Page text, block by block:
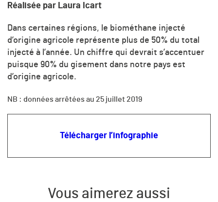
Réalisée par Laura Icart
Dans certaines régions, le biométhane injecté
d’origine agricole représente plus de 50% du total
injecté à l’année. Un chiffre qui devrait s’accentuer
puisque 90% du gisement dans notre pays est
d’origine agricole.
NB : données arrêtées au 25 juillet 2019
Télécharger l’infographie
Vous aimerez aussi